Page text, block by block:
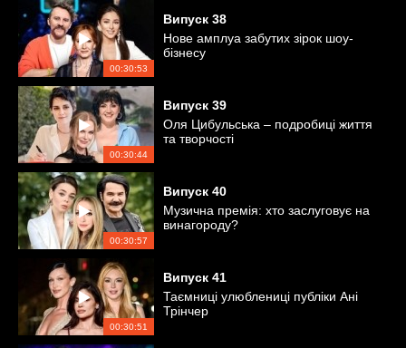
00:30:53
Випуск 38
Нове амплуа забутих зірок шоу-
бізнесу
00:30:44
Випуск 39
Оля Цибульська – подробиці життя
та творчості
00:30:57
Випуск 40
Музична премія: хто заслуговує на
винагороду?
00:30:51
Випуск 41
Таємниці улюблениці публіки Ані
Трінчер